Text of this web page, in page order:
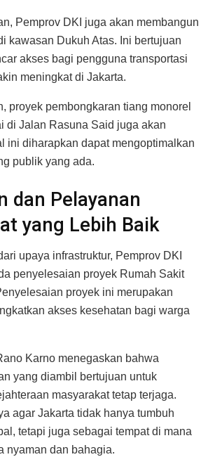
Pemprov DKI juga akan membangun
kawasan Dukuh Atas. Ini bertujuan
akses bagi pengguna transportasi
meningkat di Jakarta.
proyek pembongkaran tiang monorel
di Jalan Rasuna Said juga akan
ini diharapkan dapat mengoptimalkan
publik yang ada.
dan Pelayanan
yang Lebih Baik
upaya infrastruktur, Pemprov DKI
penyelesaian proyek Rumah Sakit
proyek ini merupakan
akses kesehatan bagi warga
Karno menegaskan bahwa
yang diambil bertujuan untuk
masyarakat tetap terjaga.
agar Jakarta tidak hanya tumbuh
tetapi juga sebagai tempat di mana
nyaman dan bahagia.